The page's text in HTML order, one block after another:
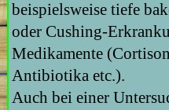
beispielsweise tiefe
oder Cushing-
Medikamente
Antibiotika etc.).
Auch bei einer